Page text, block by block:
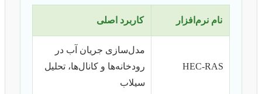
نام نرم‌افزار کاربرد اصلی
HEC-RAS
مدل‌سازی جریان آب در
رودخانه‌ها و کانال‌ها، تحلیل
سیلاب